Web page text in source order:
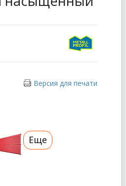
Версия для печати
Еще